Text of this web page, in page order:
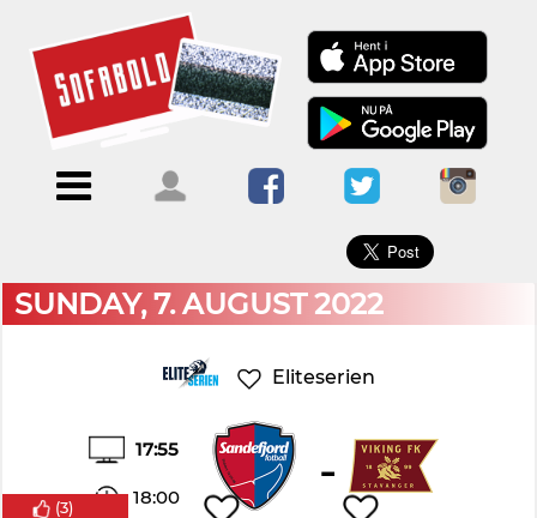
Menu
ForsideKalendere
Blogs
Om
Sofabold
Kontakt
bruger
ind
×
SUNDAY, 7. AUGUST 2022
Eliteserien
17:55
18:00 -
(3)